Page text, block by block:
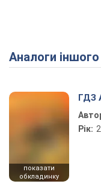
Аналоги
показати
обкладинку
ГДЗ
Рік: